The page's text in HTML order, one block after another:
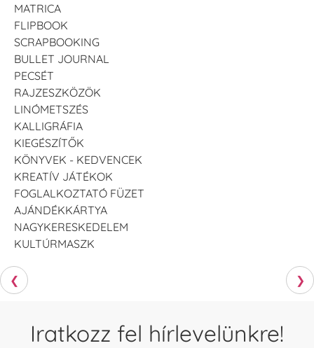
MATRICA
FLIPBOOK
SCRAPBOOKING
BULLET JOURNAL
PECSÉT
RAJZESZKÖZÖK
LINÓMETSZÉS
KALLIGRÁFIA
KIEGÉSZÍTŐK
KÖNYVEK - KEDVENCEK
KREATÍV JÁTÉKOK
FOGLALKOZTATÓ FÜZET
AJÁNDÉKKÁRTYA
NAGYKERESKEDELEM
KULTÚRMASZK
❮ ❯
Iratkozz fel hírlevelünkre!